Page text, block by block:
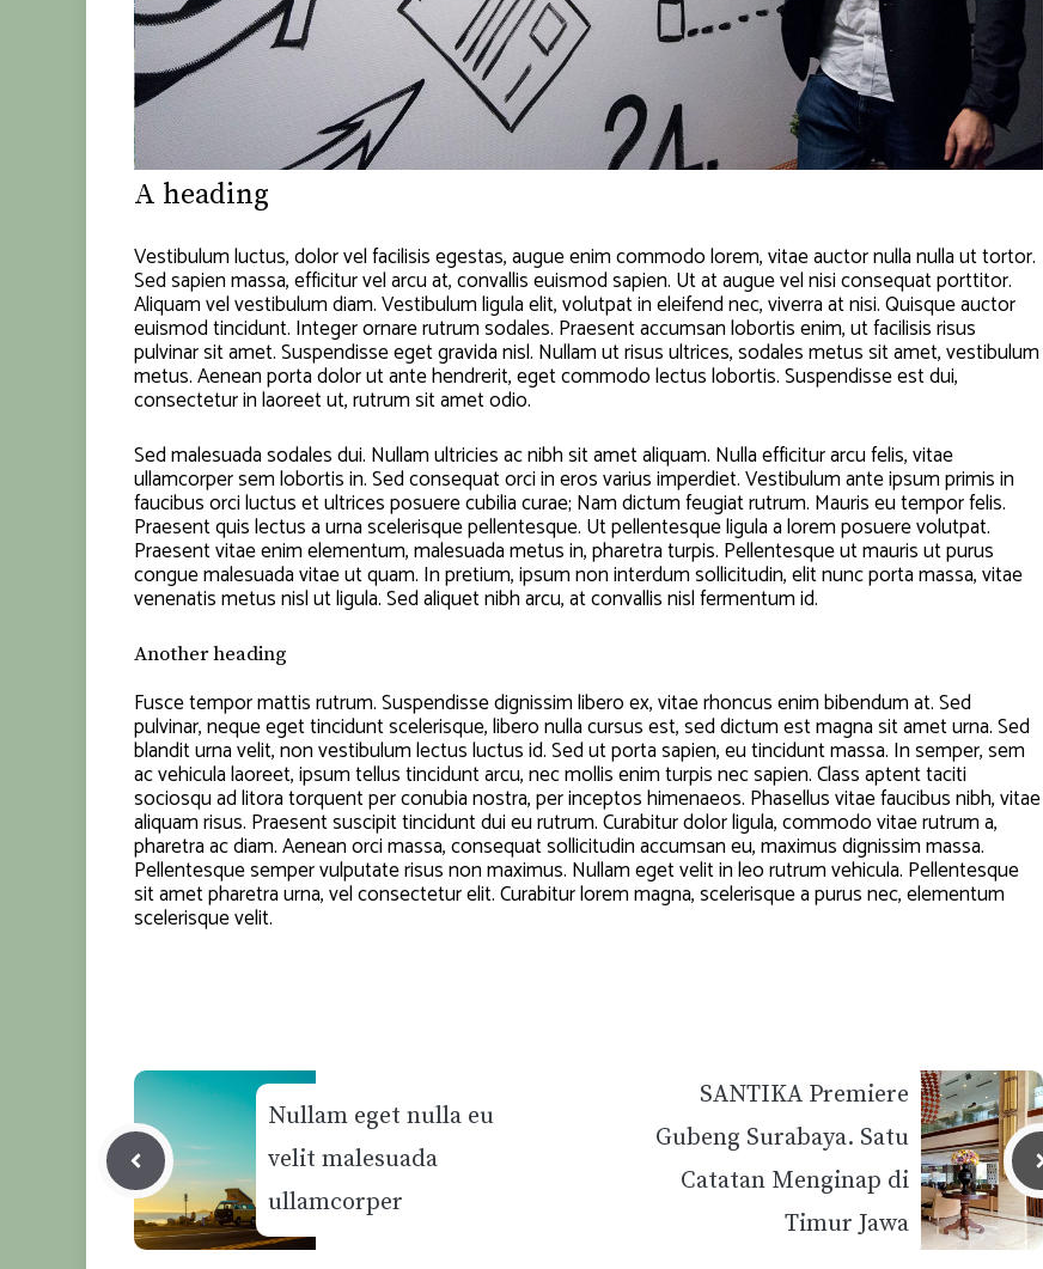
A heading
Vestibulum luctus, dolor vel facilisis egestas, augue enim commodo lorem, vitae auctor nulla nulla ut tortor.
Sed sapien massa, efficitur vel arcu at, convallis euismod sapien. Ut at augue vel nisi consequat porttitor.
Aliquam vel vestibulum diam. Vestibulum ligula elit, volutpat in eleifend nec, viverra at nisi. Quisque auctor
euismod tincidunt. Integer ornare rutrum sodales. Praesent accumsan lobortis enim, ut facilisis risus
pulvinar sit amet. Suspendisse eget gravida nisl. Nullam ut risus ultrices, sodales metus sit amet, vestibulum
metus. Aenean porta dolor ut ante hendrerit, eget commodo lectus lobortis. Suspendisse est dui,
consectetur in laoreet ut, rutrum sit amet odio.
Sed malesuada sodales dui. Nullam ultricies ac nibh sit amet aliquam. Nulla efficitur arcu felis, vitae
ullamcorper sem lobortis in. Sed consequat orci in eros varius imperdiet. Vestibulum ante ipsum primis in
faucibus orci luctus et ultrices posuere cubilia curae; Nam dictum feugiat rutrum. Mauris eu tempor felis.
Praesent quis lectus a urna scelerisque pellentesque. Ut pellentesque ligula a lorem posuere volutpat.
Praesent vitae enim elementum, malesuada metus in, pharetra turpis. Pellentesque ut mauris ut purus
congue malesuada vitae ut quam. In pretium, ipsum non interdum sollicitudin, elit nunc porta massa, vitae
venenatis metus nisl ut ligula. Sed aliquet nibh arcu, at convallis nisl fermentum id.
Another heading
Fusce tempor mattis rutrum. Suspendisse dignissim libero ex, vitae rhoncus enim bibendum at. Sed
pulvinar, neque eget tincidunt scelerisque, libero nulla cursus est, sed dictum est magna sit amet urna. Sed
blandit urna velit, non vestibulum lectus luctus id. Sed ut porta sapien, eu tincidunt massa. In semper, sem
ac vehicula laoreet, ipsum tellus tincidunt arcu, nec mollis enim turpis nec sapien. Class aptent taciti
sociosqu ad litora torquent per conubia nostra, per inceptos himenaeos. Phasellus vitae faucibus nibh, vitae
aliquam risus. Praesent suscipit tincidunt dui eu rutrum. Curabitur dolor ligula, commodo vitae rutrum a,
pharetra ac diam. Aenean orci massa, consequat sollicitudin accumsan eu, maximus dignissim massa.
Pellentesque semper vulputate risus non maximus. Nullam eget velit in leo rutrum vehicula. Pellentesque
sit amet pharetra urna, vel consectetur elit. Curabitur lorem magna, scelerisque a purus nec, elementum
scelerisque velit.
Nullam eget nulla eu
velit malesuada
ullamcorper
SANTIKA Premiere
Gubeng Surabaya. Satu
Catatan Menginap di
Timur Jawa